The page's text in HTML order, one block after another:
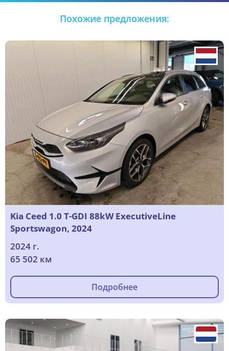
Похожие предложения:
Kia Ceed 1.0 T-GDI 88kW ExecutiveLine
Sportswagon, 2024
2024 г.
65 502 км
Подробнее